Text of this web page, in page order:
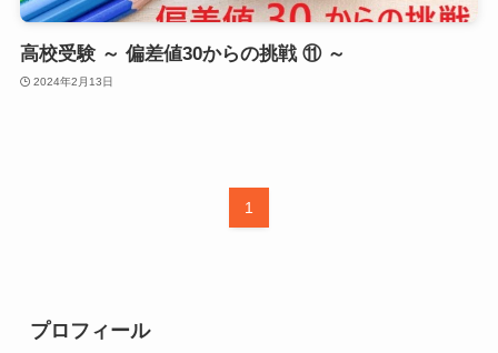
高校受験 ～ 偏差値30からの挑戦 ⑪ ～
2024年2月13日
1
プロフィール